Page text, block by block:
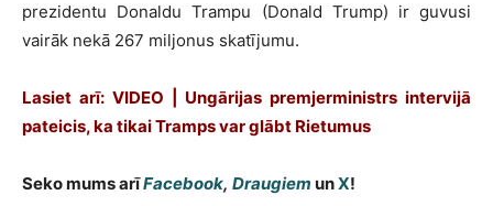
prezidentu Donaldu Trampu (Donald Trump) ir guvusi
vairāk nekā 267 miljonus skatījumu.
Lasiet arī: VIDEO | Ungārijas premjerministrs intervijā
pateicis, ka tikai Tramps var glābt Rietumus
Seko mums arīFacebook, Draugiem unX!